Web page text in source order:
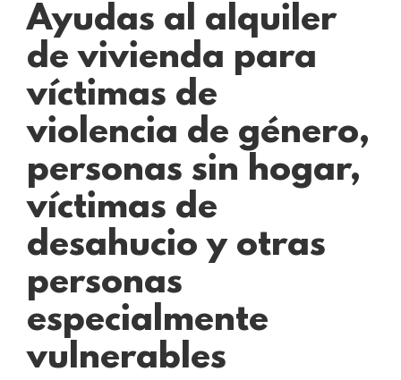
Ayudas al alquiler
de vivienda para
víctimas de
violencia de género,
personas sin hogar,
víctimas de
desahucio y otras
personas
especialmente
vulnerables